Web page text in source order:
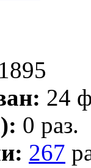
24
0 раз.
267